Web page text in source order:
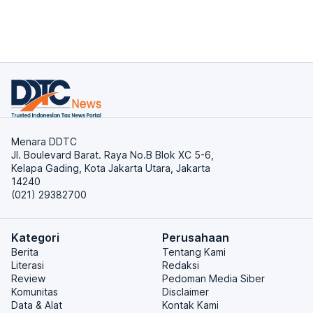
Menara DDTC
Jl. Boulevard Barat. Raya No.B Blok XC 5-6,
Kelapa Gading, Kota Jakarta Utara, Jakarta
14240
(021) 29382700
Kategori
Berita
Literasi
Review
Komunitas
Data & Alat
Perusahaan
Tentang Kami
Redaksi
Pedoman Media Siber
Disclaimer
Kontak Kami